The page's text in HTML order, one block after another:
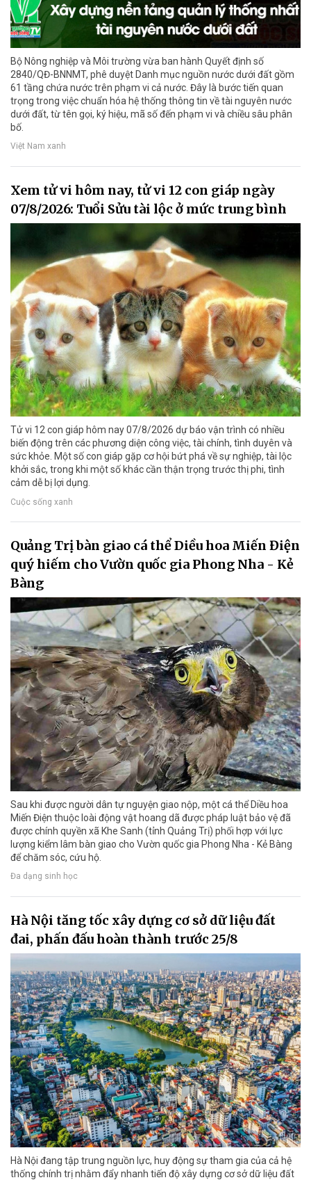
Bộ Nông nghiệp và Môi trường vừa ban hành Quyết định số
2840/QĐ-BNNMT, phê duyệt Danh mục nguồn nước dưới đất gồm
61 tầng chứa nước trên phạm vi cả nước. Đây là bước tiến quan
trọng trong việc chuẩn hóa hệ thống thông tin về tài nguyên nước
dưới đất, từ tên gọi, ký hiệu, mã số đến phạm vi và chiều sâu phân
bố.
Việt Nam xanh
Xem tử vi hôm nay, tử vi 12 con giáp ngày
07/8/2026: Tuổi Sửu tài lộc ở mức trung bình
Tử vi 12 con giáp hôm nay 07/8/2026 dự báo vận trình có nhiều
biến động trên các phương diện công việc, tài chính, tình duyên và
sức khỏe. Một số con giáp gặp cơ hội bứt phá về sự nghiệp, tài lộc
khởi sắc, trong khi một số khác cần thận trọng trước thị phi, tình
cảm dễ bị lợi dụng.
Cuộc sống xanh
Quảng Trị bàn giao cá thể Diều hoa Miến Điện
quý hiếm cho Vườn quốc gia Phong Nha - Kẻ
Bàng
Sau khi được người dân tự nguyện giao nộp, một cá thể Diều hoa
Miến Điện thuộc loài động vật hoang dã được pháp luật bảo vệ đã
được chính quyền xã Khe Sanh (tỉnh Quảng Trị) phối hợp với lực
lượng kiểm lâm bàn giao cho Vườn quốc gia Phong Nha - Kẻ Bàng
để chăm sóc, cứu hộ.
Đa dạng sinh học
Hà Nội tăng tốc xây dựng cơ sở dữ liệu đất
đai, phấn đấu hoàn thành trước 25/8
Hà Nội đang tập trung nguồn lực, huy động sự tham gia của cả hệ
thống chính trị nhằm đẩy nhanh tiến độ xây dựng cơ sở dữ liệu đất